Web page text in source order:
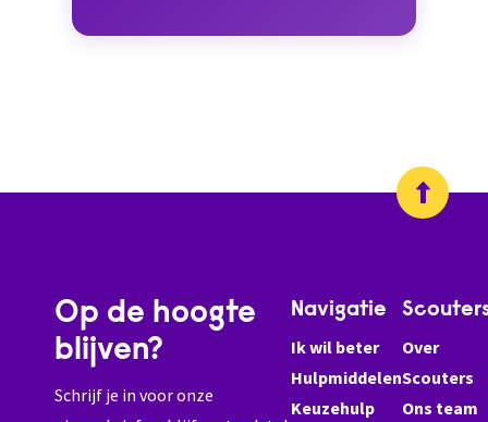
Op de hoogte
blijven?
Schrijf je in voor onze
Navigatie
Ik wil beter
Hulpmiddelen
Keuzehulp
Over
Scouters
Ons team